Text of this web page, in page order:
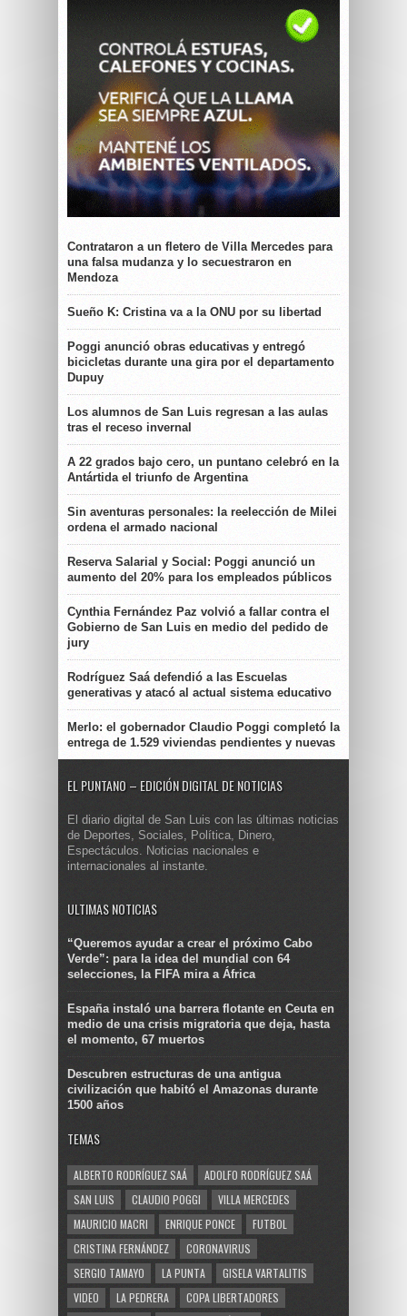
Contrataron a un fletero de Villa Mercedes para
una falsa mudanza y lo secuestraron en
Mendoza
Sueño K: Cristina va a la ONU por su libertad
Poggi anunció obras educativas y entregó
bicicletas durante una gira por el departamento
Dupuy
Los alumnos de San Luis regresan a las aulas
tras el receso invernal
A 22 grados bajo cero, un puntano celebró en la
Antártida el triunfo de Argentina
Sin aventuras personales: la reelección de Milei
ordena el armado nacional
Reserva Salarial y Social: Poggi anunció un
aumento del 20% para los empleados públicos
Cynthia Fernández Paz volvió a fallar contra el
Gobierno de San Luis en medio del pedido de
jury
Rodríguez Saá defendió a las Escuelas
generativas y atacó al actual sistema educativo
Merlo: el gobernador Claudio Poggi completó la
entrega de 1.529 viviendas pendientes y nuevas
EL PUNTANO – EDICIÓN DIGITAL DE NOTICIAS
El diario digital de San Luis con las últimas noticias
de Deportes, Sociales, Política, Dinero,
Espectáculos. Noticias nacionales e
internacionales al instante.
ULTIMAS NOTICIAS
“Queremos ayudar a crear el próximo Cabo
Verde”: para la idea del mundial con 64
selecciones, la FIFA mira a África
España instaló una barrera flotante en Ceuta en
medio de una crisis migratoria que deja, hasta
el momento, 67 muertos
Descubren estructuras de una antigua
civilización que habitó el Amazonas durante
1500 años
TEMAS
ALBERTO RODRÍGUEZ SAÁ
ADOLFO RODRÍGUEZ SAÁ
SAN LUIS
CLAUDIO POGGI
VILLA MERCEDES
MAURICIO MACRI
ENRIQUE PONCE
FUTBOL
CRISTINA FERNÁNDEZ
CORONAVIRUS
SERGIO TAMAYO
LA PUNTA
GISELA VARTALITIS
VIDEO
LA PEDRERA
COPA LIBERTADORES